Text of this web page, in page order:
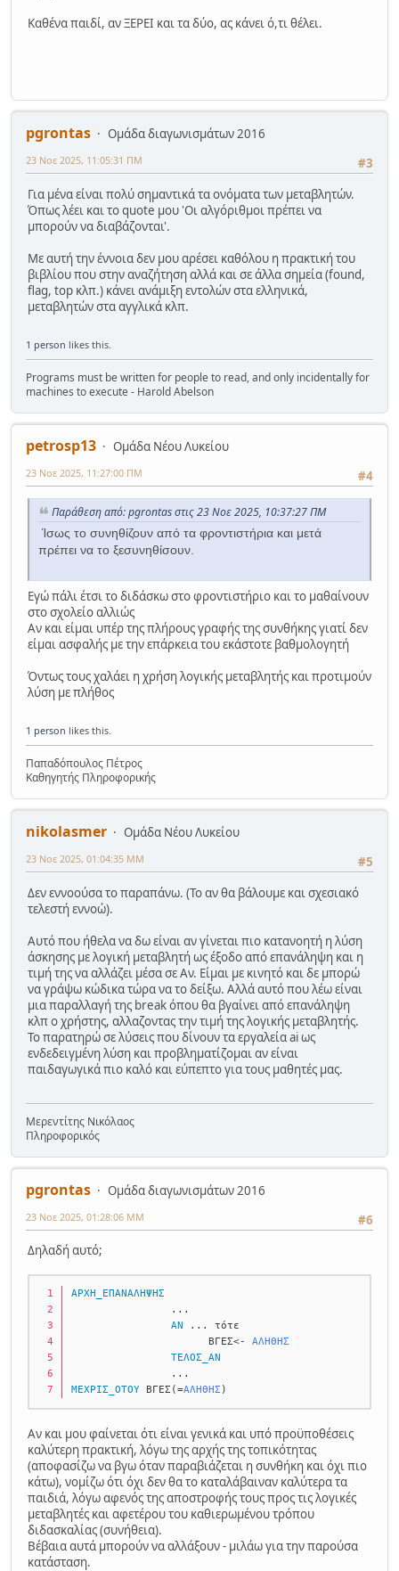
Καθένα παιδί, αν ΞΕΡΕΙ και τα δύο, ας κάνει ό,τι θέλει.
pgrontas
Ομάδα διαγωνισμάτων 2016
#3
23 Νοε 2025, 11:05:31 ΠΜ
Για μένα είναι πολύ σημαντικά τα ονόματα των μεταβλητών.
Όπως λέει και το quote μου 'Οι αλγόριθμοι πρέπει να
μπορούν να διαβάζονται'.
Με αυτή την έννοια δεν μου αρέσει καθόλου η πρακτική του
βιβλίου που στην αναζήτηση αλλά και σε άλλα σημεία (found,
flag, top κλπ.) κάνει ανάμιξη εντολών στα ελληνικά,
μεταβλητών στα αγγλικά κλπ.
1 person likes this.
Programs must be written for people to read, and only incidentally for
machines to execute - Harold Abelson
petrosp13
Ομάδα Νέου Λυκείου
#4
23 Νοε 2025, 11:27:00 ΠΜ
Παράθεση από: pgrontas στις 23 Νοε 2025, 10:37:27 ΠΜ
Ίσως το συνηθίζουν από τα φροντιστήρια και μετά
πρέπει να το ξεσυνηθίσουν.
Εγώ πάλι έτσι το διδάσκω στο φροντιστήριο και το μαθαίνουν
στο σχολείο αλλιώς
Αν και είμαι υπέρ της πλήρους γραφής της συνθήκης γιατί δεν
είμαι ασφαλής με την επάρκεια του εκάστοτε βαθμολογητή
Όντως τους χαλάει η χρήση λογικής μεταβλητής και προτιμούν
λύση με πλήθος
1 person likes this.
Παπαδόπουλος Πέτρος
Καθηγητής Πληροφορικής
nikolasmer
Ομάδα Νέου Λυκείου
#5
23 Νοε 2025, 01:04:35 ΜΜ
Δεν εννοούσα το παραπάνω. (Το αν θα βάλουμε και σχεσιακό
τελεστή εννοώ).
Αυτό που ήθελα να δω είναι αν γίνεται πιο κατανοητή η λύση
άσκησης με λογική μεταβλητή ως έξοδο από επανάληψη και η
τιμή της να αλλάζει μέσα σε Αν. Είμαι με κινητό και δε μπορώ
να γράψω κώδικα τώρα να το δείξω. Αλλά αυτό που λέω είναι
μια παραλλαγή της break όπου θα βγαίνει από επανάληψη
κλπ ο χρήστης, αλλαζοντας την τιμή της λογικής μεταβλητής.
Το παρατηρώ σε λύσεις που δίνουν τα εργαλεία ai ως
ενδεδειγμένη λύση και προβληματίζομαι αν είναι
παιδαγωγικά πιο καλό και εύπεπτο για τους μαθητές μας.
Μερεντίτης Νικόλαος
Πληροφορικός
pgrontas
Ομάδα διαγωνισμάτων 2016
#6
23 Νοε 2025, 01:28:06 ΜΜ
Δηλαδή αυτό;
ΑΡΧΗ_ΕΠΑΝΑΛΗΨΗΣ
...
ΑΝ
... τότε
ΒΓΕΣ<- ΑΛΗΘΗΣ
ΤΕΛΟΣ_ΑΝ
...
ΜΕΧΡΙΣ_ΟΤΟΥ ΒΓΕΣ(=ΑΛΗΘΗΣ )
Αν και μου φαίνεται ότι είναι γενικά και υπό προϋποθέσεις
καλύτερη πρακτική, λόγω της αρχής της τοπικότητας
(αποφασίζω να βγω όταν παραβιάζεται η συνθήκη και όχι πιο
κάτω), νομίζω ότι όχι δεν θα το καταλάβαιναν καλύτερα τα
παιδιά, λόγω αφενός της αποστροφής τους προς τις λογικές
μεταβλητές και αφετέρου του καθιερωμένου τρόπου
διδασκαλίας (συνήθεια).
Βέβαια αυτά μπορούν να αλλάξουν - μιλάω για την παρούσα
κατάσταση.